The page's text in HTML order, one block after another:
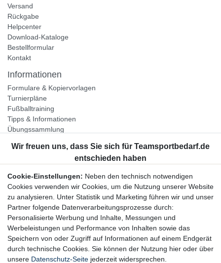
Versand
Rückgabe
Helpcenter
Download-Kataloge
Bestellformular
Kontakt
Informationen
Formulare & Kopiervorlagen
Turnierpläne
Fußballtraining
Tipps & Informationen
Übungssammlung
Unternehmen
Widerrufsrecht
Bestellung widerrufen
Datenschutzerklärung
AGB
Impressum
Newsletter
Cookie-Einstellungen: Neben den technisch notwendigen
Cookies verwenden wir Cookies, um die Nutzung unserer Website
zu analysieren. Unter Statistik und Marketing führen wir und unser
Partner folgende Datenverarbeitungsprozesse durch:
Personalisierte Werbung und Inhalte, Messungen und
Werbeleistungen und Performance von Inhalten sowie das
Speichern von oder Zugriff auf Informationen auf einem Endgerät
durch technische Cookies. Sie können der Nutzung hier oder über
unsere Datenschutz-Seite jederzeit widersprechen.